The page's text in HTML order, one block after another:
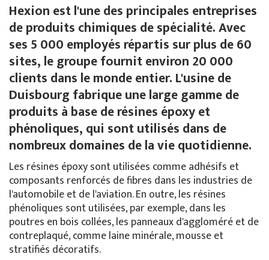
Hexion est l'une des principales entreprises
de produits chimiques de spécialité. Avec
ses 5 000 employés répartis sur plus de 60
sites, le groupe fournit environ 20 000
clients dans le monde entier. L'usine de
Duisbourg fabrique une large gamme de
produits à base de résines époxy et
phénoliques, qui sont utilisés dans de
nombreux domaines de la vie quotidienne.
Les résines époxy sont utilisées comme adhésifs et
composants renforcés de fibres dans les industries de
l'automobile et de l'aviation. En outre, les résines
phénoliques sont utilisées, par exemple, dans les
poutres en bois collées, les panneaux d'aggloméré et de
contreplaqué, comme laine minérale, mousse et
stratifiés décoratifs.